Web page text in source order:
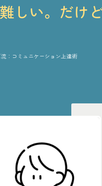
しい。だけ
：コミュニケーション上達術